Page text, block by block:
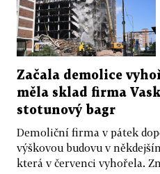
Začala demolice
měla sklad firma
stotunový bagr
Demoliční firma v pátek
výškovou budovu v
která v červenci vyhořela.